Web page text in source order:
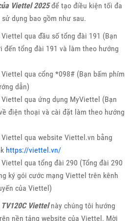
Viettel 2025để tạo điều kiện tối đa
dụng bao gồm như sau.
qua đầu số tổng đài 191 (Bạn
đến tổng đài 191 và làm theo hướng
qua cổng *098# (Bạn bấm phím
dẫn)
qua ứng dụng MyViettel (Bạn
điện thoại và cài đặt làm theo hướng
qua website Viettel.vn bằng
https://viettel.vn/
qua tổng đài 290 (Tổng đài 290
ký gói cước mạng Viettel trên kênh
của Viettel)
TV120C Viettelnày chúng tôi hướng
nền tảng website của Viettel. Mời